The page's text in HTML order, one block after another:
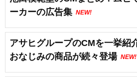
ーカーの広告集 NEW!
アサヒグループのCMを一挙紹
おなじみの商品が続々登場 NEW!